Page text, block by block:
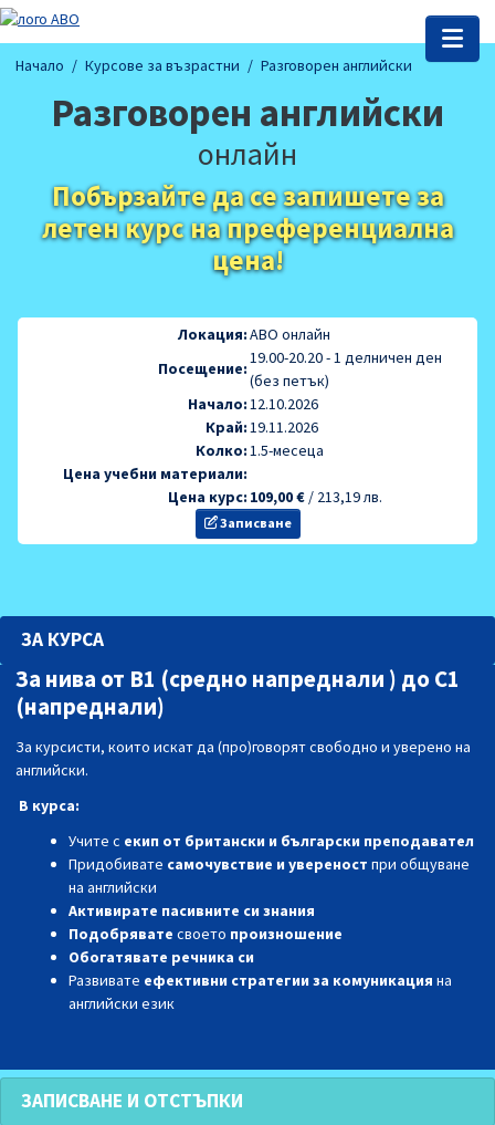
Начало Курсове за възрастни Разговорен английски
Разговорен английски
онлайн
Побързайте да се запишете за
летен курс на преференциална
цена!
Локация:AВО онлайн
Посещение:
19.00-20.20 - 1 делничен ден
(без петък)
Начало: 12.10.2026
Край: 19.11.2026
Колко: 1.5-месеца
Цена учебни материали:
Цена курс: 109,00 € / 213,19 лв.
Записване
ЗА КУРСА
За нива от В1 (средно напреднали ) до С1
(напреднали)
За курсисти, които искат да (про)говорят свободно и уверено на
английски.
В курса:
Учите с екип от британски и български преподавател
Придобивате самочувствие и увереност при общуване
на английски
Активирате пасивните си знания
Подобрявате своето произношение
Обогатявате речника си
Развивате ефективни стратегии за комуникация на
английски език
ЗАПИСВАНЕ И ОТСТЪПКИ